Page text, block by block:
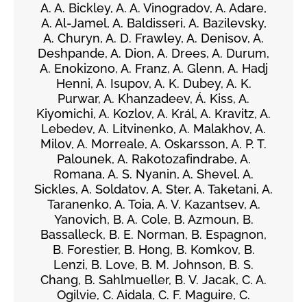
A. A. Bickley, A. A. Vinogradov, A. Adare,
A. Al-Jamel, A. Baldisseri, A. Bazilevsky,
A. Churyn, A. D. Frawley, A. Denisov, A.
Deshpande, A. Dion, A. Drees, A. Durum,
A. Enokizono, A. Franz, A. Glenn, A. Hadj
Henni, A. Isupov, A. K. Dubey, A. K.
Purwar, A. Khanzadeev, Á. Kiss, A.
Kiyomichi, A. Kozlov, A. Král, A. Kravitz, A.
Lebedev, A. Litvinenko, A. Malakhov, A.
Milov, A. Morreale, A. Oskarsson, A. P. T.
Palounek, A. Rakotozafindrabe, A.
Romana, A. S. Nyanin, A. Shevel, A.
Sickles, A. Soldatov, A. Ster, A. Taketani, A.
Taranenko, A. Toia, A. V. Kazantsev, A.
Yanovich, B. A. Cole, B. Azmoun, B.
Bassalleck, B. E. Norman, B. Espagnon,
B. Forestier, B. Hong, B. Komkov, B.
Lenzi, B. Love, B. M. Johnson, B. S.
Chang, B. Sahlmueller, B. V. Jacak, C. A.
Ogilvie, C. Aidala, C. F. Maguire, C.